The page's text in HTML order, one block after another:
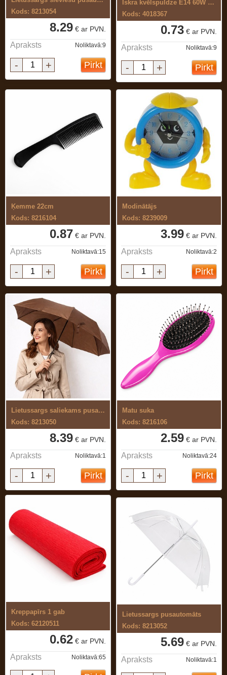
Kods: 8213054
8.29 € ar PVN.
Apraksts Noliktavā:9
- + Pirkt
Iskra kvēlspuldze E14 60W 660lm ...
Kods: 4018367
0.73 € ar PVN.
Apraksts Noliktavā:9
- + Pirkt
Ķemme 22cm
Kods: 8216104
0.87 € ar PVN.
Apraksts Noliktavā:15
- + Pirkt
Modinātājs
Kods: 8239009
3.99 € ar PVN.
Apraksts Noliktavā:2
- + Pirkt
Lietussargs saliekams pusautomātisks
Kods: 8213050
8.39 € ar PVN.
Apraksts Noliktavā:1
- + Pirkt
Matu suka
Kods: 8216106
2.59 € ar PVN.
Apraksts Noliktavā:24
- + Pirkt
Kreppapīrs 1 gab
Kods: 62120511
0.62 € ar PVN.
Apraksts Noliktavā:65
Lietussargs pusautomāts
Kods: 8213052
5.69 € ar PVN.
Apraksts Noliktavā:1